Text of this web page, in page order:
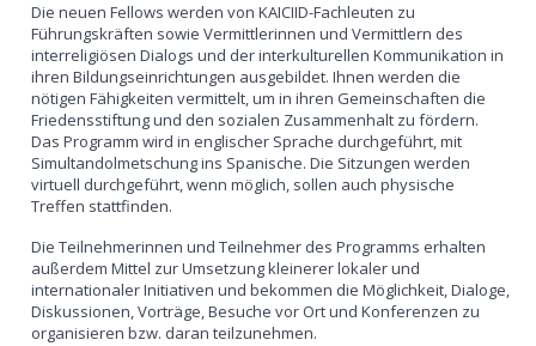
Die neuen Fellows werden von KAICIID-Fachleuten zu
Führungskräften sowie Vermittlerinnen und Vermittlern des
interreligiösen Dialogs und der interkulturellen Kommunikation in
ihren Bildungseinrichtungen ausgebildet. Ihnen werden die
nötigen Fähigkeiten vermittelt, um in ihren Gemeinschaften die
Friedensstiftung und den sozialen Zusammenhalt zu fördern.
Das Programm wird in englischer Sprache durchgeführt, mit
Simultandolmetschung ins Spanische. Die Sitzungen werden
virtuell durchgeführt, wenn möglich, sollen auch physische
Treffen stattfinden.
Die Teilnehmerinnen und Teilnehmer des Programms erhalten
außerdem Mittel zur Umsetzung kleinerer lokaler und
internationaler Initiativen und bekommen die Möglichkeit, Dialoge,
Diskussionen, Vorträge, Besuche vor Ort und Konferenzen zu
organisieren bzw. daran teilzunehmen.